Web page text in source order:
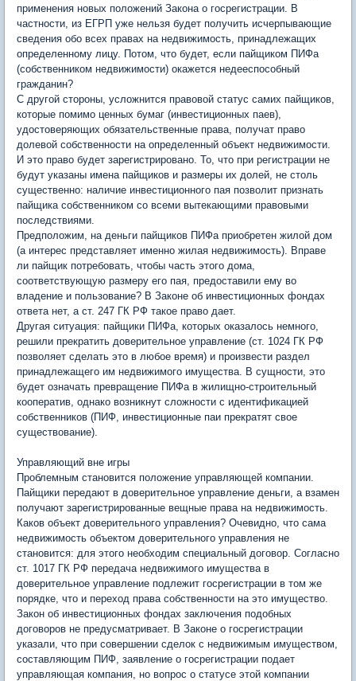
применения новых положений Закона о госрегистрации. В
частности, из ЕГРП уже нельзя будет получить исчерпывающие
сведения обо всех правах на недвижимость, принадлежащих
определенному лицу. Потом, что будет, если пайщиком ПИФа
(собственником недвижимости) окажется недееспособный
гражданин?
С другой стороны, усложнится правовой статус самих пайщиков,
которые помимо ценных бумаг (инвестиционных паев),
удостоверяющих обязательственные права, получат право
долевой собственности на определенный объект недвижимости.
И это право будет зарегистрировано. То, что при регистрации не
будут указаны имена пайщиков и размеры их долей, не столь
существенно: наличие инвестиционного пая позволит признать
пайщика собственником со всеми вытекающими правовыми
последствиями.
Предположим, на деньги пайщиков ПИФа приобретен жилой дом
(а интерес представляет именно жилая недвижимость). Вправе
ли пайщик потребовать, чтобы часть этого дома,
соответствующую размеру его пая, предоставили ему во
владение и пользование? В Законе об инвестиционных фондах
ответа нет, а ст. 247 ГК РФ такое право дает.
Другая ситуация: пайщики ПИФа, которых оказалось немного,
решили прекратить доверительное управление (ст. 1024 ГК РФ
позволяет сделать это в любое время) и произвести раздел
принадлежащего им недвижимого имущества. В сущности, это
будет означать превращение ПИФа в жилищно-строительный
кооператив, однако возникнут сложности с идентификацией
собственников (ПИФ, инвестиционные паи прекратят свое
существование).
Управляющий вне игры
Проблемным становится положение управляющей компании.
Пайщики передают в доверительное управление деньги, а взамен
получают зарегистрированные вещные права на недвижимость.
Каков объект доверительного управления? Очевидно, что сама
недвижимость объектом доверительного управления не
становится: для этого необходим специальный договор. Согласно
ст. 1017 ГК РФ передача недвижимого имущества в
доверительное управление подлежит госрегистрации в том же
порядке, что и переход права собственности на это имущество.
Закон об инвестиционных фондах заключения подобных
договоров не предусматривает. В Законе о госрегистрации
указали, что при совершении сделок с недвижимым имуществом,
составляющим ПИФ, заявление о госрегистрации подает
управляющая компания, но вопрос о статусе этой компании